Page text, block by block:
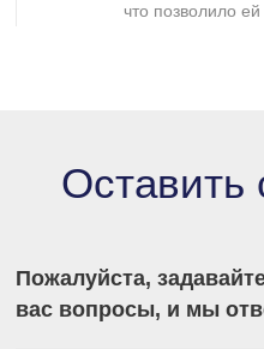
что позволило
Оставить
Пожалуйста,
вас вопросы, и мы